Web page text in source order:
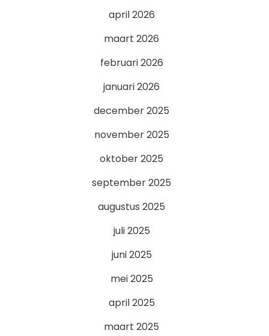
april 2026
maart 2026
februari 2026
januari 2026
december 2025
november 2025
oktober 2025
september 2025
augustus 2025
juli 2025
juni 2025
mei 2025
april 2025
maart 2025